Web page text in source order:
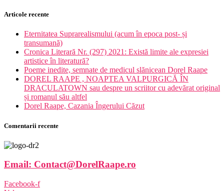
Articole recente
Eternitatea Suprarealismului (acum în epoca post‑ și
transumană)
Cronica Literară Nr. (297) 2021: Există limite ale expresiei
artistice în literatură?
Poeme inedite, semnate de medicul slănicean Dorel Raape
DOREL RAAPE , NOAPTEA VALPURGICĂ ÎN
DRACULATOWN sau despre un scriitor cu adevărat original
și romanul său altfel
Dorel Raape, Cazania Îngerului Căzut
Comentarii recente
Email: Contact@DorelRaape.ro
Facebook-f